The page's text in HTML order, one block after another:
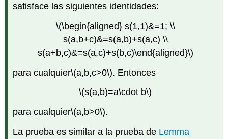
satisface las siguientes identidades:
\(\begin{aligned} s(1,1)&=1; \\
s(a,b+c)&=s(a,b)+s(a,c) \\
s(a+b,c)&=s(a,c)+s(b,c)\end{aligned}\)
para cualquier\(a,b,c>0\). Entonces
\(s(a,b)=a\cdot b\)
para cualquier\(a,b>0\).
La prueba es similar a la prueba de Lemma